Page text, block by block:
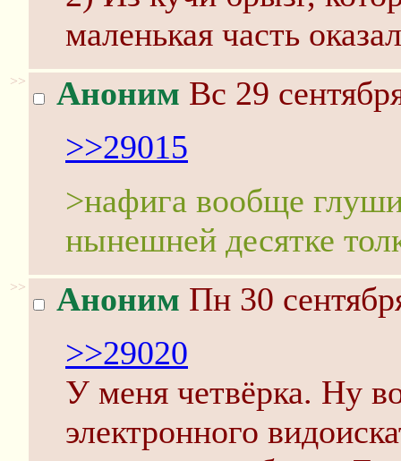
маленькая часть
>> Аноним Вс 29
>>29015
>нафига вообще
нынешней десятке
>> Аноним Пн 30
>>29020
У меня четвёрка. Ну
электронного